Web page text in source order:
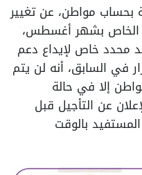
بحساب مواطن، عن تغيير
الخاص بشهر أغسطس،
محدد خاص لإيداع دعم
في السابق، أنه لن يتم
إلا في حالة
عن التأجيل قبل
بالوقت